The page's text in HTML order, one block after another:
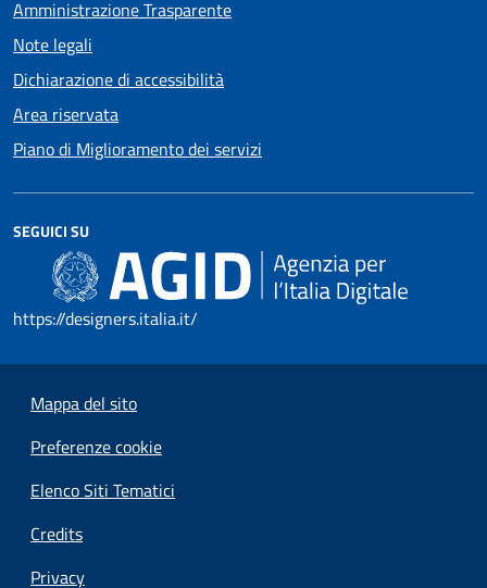
Amministrazione Trasparente
Note legali
Dichiarazione di accessibilità
Area riservata
Piano di Miglioramento dei servizi
SEGUICI SU
https://designers.italia.it/
Mappa del sito
Preferenze cookie
Elenco Siti Tematici
Credits
Privacy